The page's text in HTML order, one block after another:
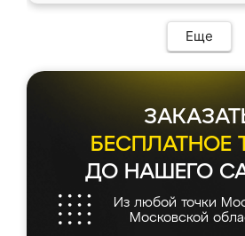
Еще
БЕСПЛАТНОЕ
ДО НАШЕГО
Из любой точки
Московской